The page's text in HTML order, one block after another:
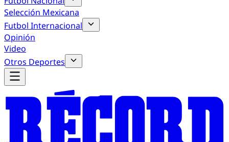
Selección Mexicana
Futbol Internacional
Opinión
Video
Otros Deportes